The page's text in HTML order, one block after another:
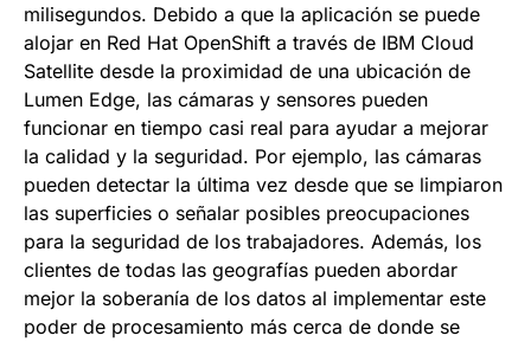
milisegundos. Debido a que la aplicación se puede
alojar en Red Hat OpenShift a través de IBM Cloud
Satellite desde la proximidad de una ubicación de
Lumen Edge, las cámaras y sensores pueden
funcionar en tiempo casi real para ayudar a mejorar
la calidad y la seguridad. Por ejemplo, las cámaras
pueden detectar la última vez desde que se limpiaron
las superficies o señalar posibles preocupaciones
para la seguridad de los trabajadores. Además, los
clientes de todas las geografías pueden abordar
mejor la soberanía de los datos al implementar este
poder de procesamiento más cerca de donde se